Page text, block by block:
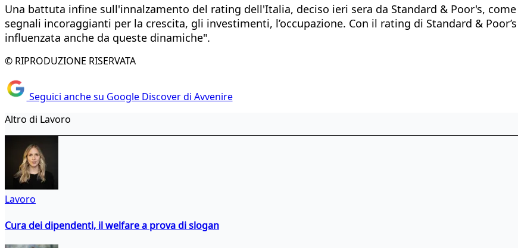
Una battuta infine sull'innalzamento del rating dell'Italia, deciso ieri sera da Standard & Poor's,
segnali incoraggianti per la crescita, gli investimenti, l’occupazione. Con il rating di Standard &
influenzata anche da queste dinamiche".
© RIPRODUZIONE RISERVATA
Seguici anche su Google Discover di Avvenire
Altro di Lavoro
Lavoro
Cura dei dipendenti, il welfare a prova di slogan